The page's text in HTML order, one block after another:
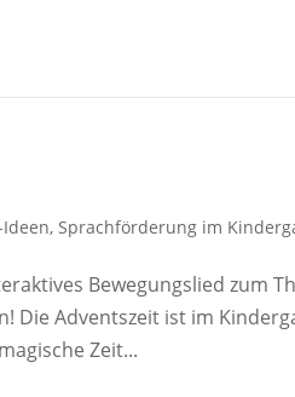
Ideen,Sprachförderung im
Bewegungslied zum
Die Adventszeit ist im
Zeit...